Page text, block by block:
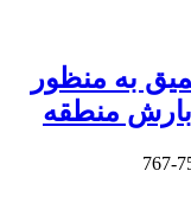
به منظور
منطقه